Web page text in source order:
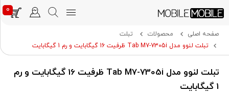
0
صفحه اصلی محصولات
تبلت
تبلت لنوو مدل Tab M7-7305i ظرفیت 16 گیگابایت و رم 1 گیگابایت
تبلت لنوو مدل Tab M7-7305i ظرفیت 16 گیگابایت و رم
1 گیگابایت